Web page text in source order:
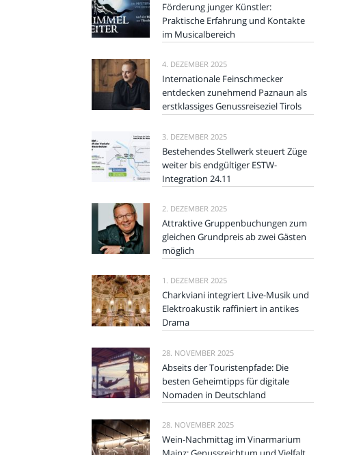
Förderung junger Künstler:
Praktische Erfahrung und Kontakte
im Musicalbereich
4. DEZEMBER 2025
Internationale Feinschmecker
entdecken zunehmend Paznaun als
erstklassiges Genussreiseziel Tirols
3. DEZEMBER 2025
Bestehendes Stellwerk steuert Züge
weiter bis endgültiger ESTW-
Integration 24.11
2. DEZEMBER 2025
Attraktive Gruppenbuchungen zum
gleichen Grundpreis ab zwei Gästen
möglich
1. DEZEMBER 2025
Charkviani integriert Live-Musik und
Elektroakustik raffiniert in antikes
Drama
28. NOVEMBER 2025
Abseits der Touristenpfade: Die
besten Geheimtipps für digitale
Nomaden in Deutschland
28. NOVEMBER 2025
Wein-Nachmittag im Vinarmarium